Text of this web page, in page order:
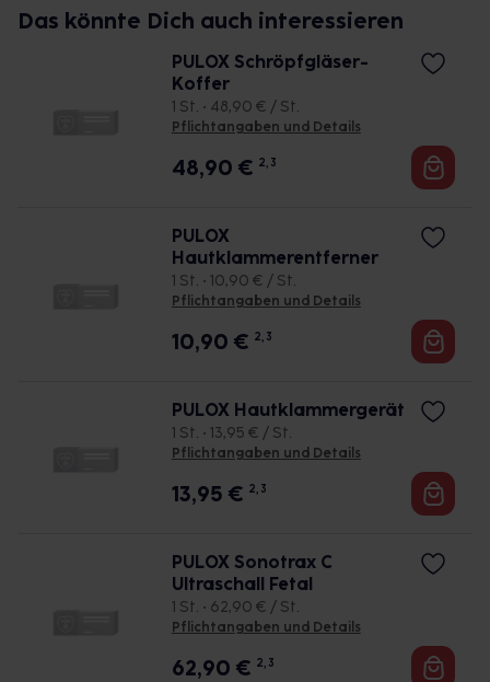
Das könnte Dich auch interessieren
PULOX Schröpfgläser-
Koffer
1 St. • 48,90 € / St.
Pflichtangaben und Details
48,90 € 2, 3
PULOX
Hautklammerentferner
1 St. • 10,90 € / St.
Pflichtangaben und Details
10,90 € 2, 3
PULOX Hautklammergerät
1 St. • 13,95 € / St.
Pflichtangaben und Details
13,95 € 2, 3
PULOX Sonotrax C
Ultraschall Fetal
1 St. • 62,90 € / St.
Pflichtangaben und Details
62,90 € 2, 3